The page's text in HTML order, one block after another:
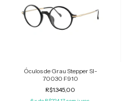
Óculos de Grau Stepper SI-
70030 F910
R$1.345,00